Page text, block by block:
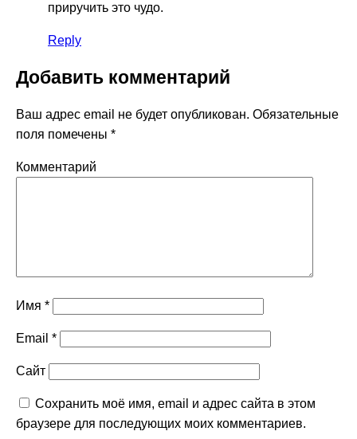
приручить это чудо.
Reply
Добавить комментарий
Ваш адрес email не будет опубликован. Обязательные
поля помечены *
Комментарий
Имя *
Email *
Сайт
Сохранить моё имя, email и адрес сайта в этом
браузере для последующих моих комментариев.